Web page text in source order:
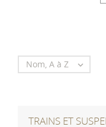
TRAINS ET
Nom, A à Z 